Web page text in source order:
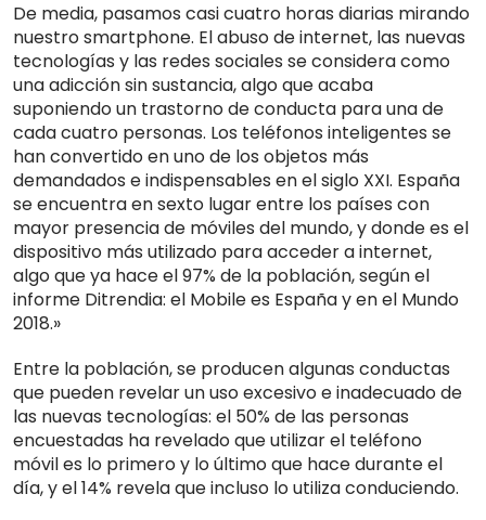
De media, pasamos casi cuatro horas diarias mirando
nuestro smartphone. El abuso de internet, las nuevas
tecnologías y las redes sociales se considera como
una adicción sin sustancia, algo que acaba
suponiendo un trastorno de conducta para una de
cada cuatro personas. Los teléfonos inteligentes se
han convertido en uno de los objetos más
demandados e indispensables en el siglo XXI. España
se encuentra en sexto lugar entre los países con
mayor presencia de móviles del mundo, y donde es el
dispositivo más utilizado para acceder a internet,
algo que ya hace el 97% de la población, según el
informe Ditrendia: el Mobile es España y en el Mundo
2018.»
Entre la población, se producen algunas conductas
que pueden revelar un uso excesivo e inadecuado de
las nuevas tecnologías: el 50% de las personas
encuestadas ha revelado que utilizar el teléfono
móvil es lo primero y lo último que hace durante el
día, y el 14% revela que incluso lo utiliza conduciendo.